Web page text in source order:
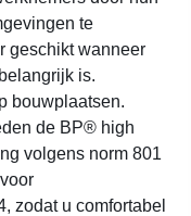
te
geschikt wanneer
is.
bouwplaatsen.
de BP® high
volgens norm 801
zodat u comfortabel